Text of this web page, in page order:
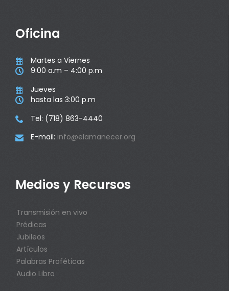
Oficina
 Martes a Viernes
 9:00 a.m – 4:00 p.m
 Jueves
 hasta las 3:00 p.m
 Tel: (718) 863-4440
 E-mail: info@elamanecer.org
Medios y Recursos
Transmisión en vivo
Prédicas
Jubileos
Artículos
Palabras Proféticas
Audio Libro